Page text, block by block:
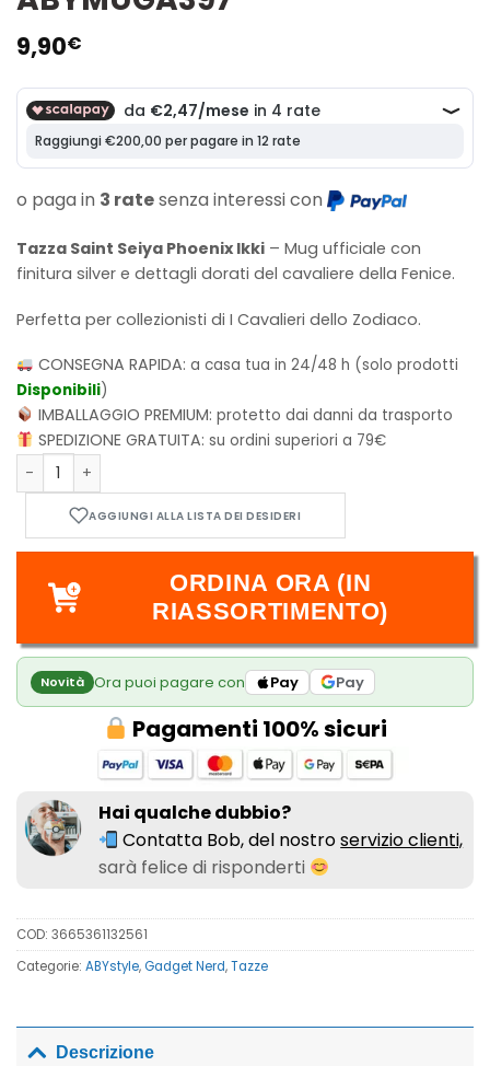
9,90€
o paga in 3 ratesenza interessi con
Tazza Saint Seiya Phoenix Ikki – Mug ufficiale con
finitura silver e dettagli dorati del cavaliere della Fenice.
Perfetta per collezionisti di I Cavalieri dello Zodiaco.
CONSEGNA RAPIDA:a casa tua in 24/48 h (solo prodotti
Disponibili)
IMBALLAGGIO PREMIUM:protetto dai danni da trasporto
SPEDIZIONE GRATUITA:su ordini superiori a 79€
Tazza Saint Seiya silver finish Phoenix - ABYMUGA397
ORDINA ORA (IN
RIASSORTIMENTO)
Novità Ora puoi pagare con Pay Pay
Pagamenti 100% sicuri
Hai qualche dubbio?
Contatta Bob, del nostroservizio clienti,
sarà felice di risponderti
COD: 3665361132561
Categorie: ABYstyle, Gadget Nerd,Tazze
Descrizione